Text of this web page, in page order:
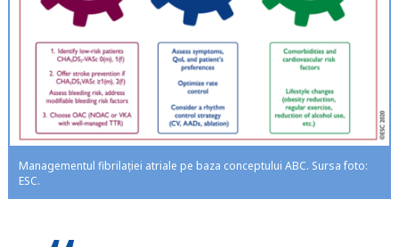
Managementul fibrilației atriale pe baza conceptului ABC. Sursa foto:
ESC.